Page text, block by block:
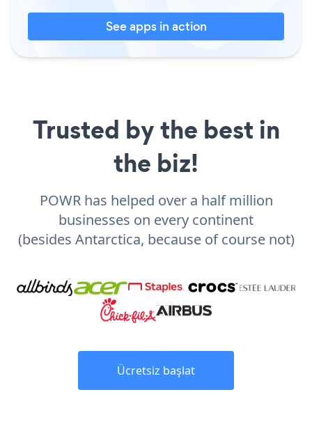
See apps in action
Trusted by the best in
the biz!
POWR has helped over a half million
businesses on every continent
(besides Antarctica, because of course not)
Ücretsiz başlat